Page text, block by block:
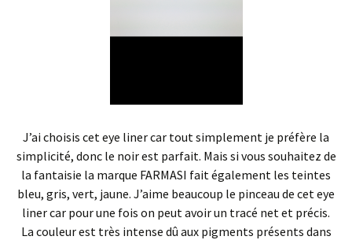
J’ai choisis cet eye liner car tout simplement je préfère la
simplicité, donc le noir est parfait. Mais si vous souhaitez de
la fantaisie la marque FARMASI fait également les teintes
bleu, gris, vert, jaune. J’aime beaucoup le pinceau de cet eye
liner car pour une fois on peut avoir un tracé net et précis.
La couleur est très intense dû aux pigments présents dans